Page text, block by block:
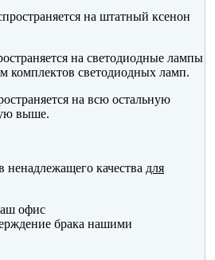
на штатный ксенон
на светодиодные лампы
комплектов светодиодных ламп.
на всю остальную
выше.
качества для
офис
брака нашими